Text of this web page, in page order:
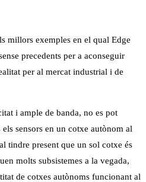
millors exemples en el qual Edge
precedents per a aconseguir
per al mercat industrial i de
i ample de banda, no es pot
sensors en un cotxe autònom al
tindre present que un sol cotxe és
molts subsistemes a la vegada,
de cotxes autònoms funcionant al